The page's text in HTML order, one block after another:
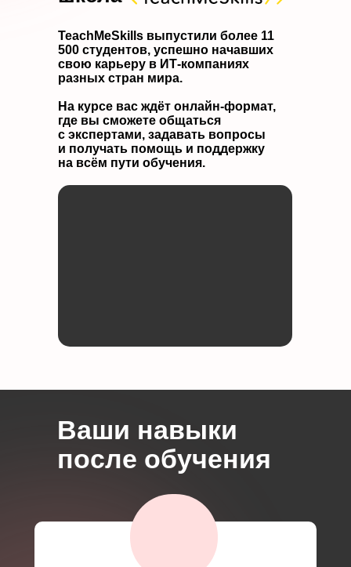
TeachMeSkills выпустили более 11
500 студентов, успешно начавших
свою карьеру в ИТ-компаниях
разных стран мира.
На курсе вас ждёт онлайн-формат,
где вы сможете общаться
с экспертами, задавать вопросы
и получать помощь и поддержку
на всём пути обучения.
Ваши навыки
после обучения